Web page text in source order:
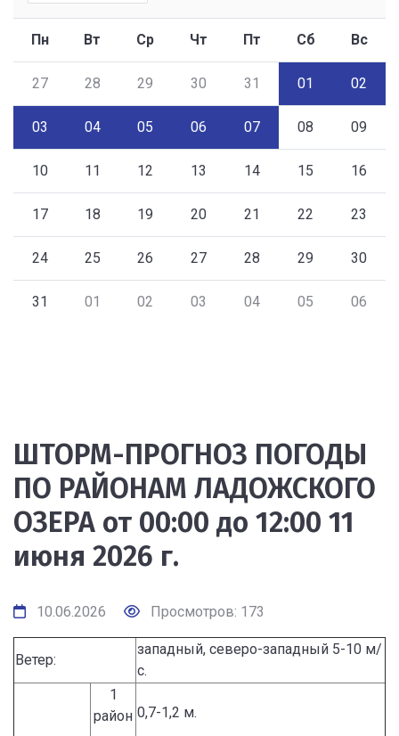
Пн Вт Ср Чт Пт Сб Вс
27 28 29 30 31 01 02
03 04 05 06 07 08 09
10 11 12 13 14 15 16
17 18 19 20 21 22 23
24 25 26 27 28 29 30
31 01 02 03 04 05 06
ШТОРМ-ПРОГНОЗ ПОГОДЫ
ПО РАЙОНАМ ЛАДОЖСКОГО
ОЗЕРА от 00:00 до 12:00 11
июня 2026 г.
10.06.2026 Просмотров: 173
Ветер:
западный, северо-западный 5-10 м/
с.
1
район 0,7-1,2 м.